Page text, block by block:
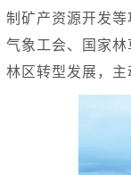
制矿产资源开发
气象工会、国家
林区转型发展，主